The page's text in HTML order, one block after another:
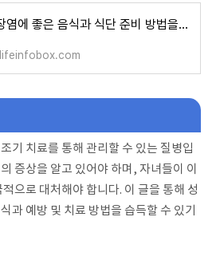
아기 장염에 좋은 음식과 식단 준비 방법을 알아보세요. 아기의 건강한 회복을 위한 영양 가이드
기 치료를 통해 관리할 수 있는 질병입
증상을 알고 있어야 하며, 자녀들이 이
으로 대처해야 합니다. 이 글을 통해 성
과 예방 및 치료 방법을 습득할 수 있기